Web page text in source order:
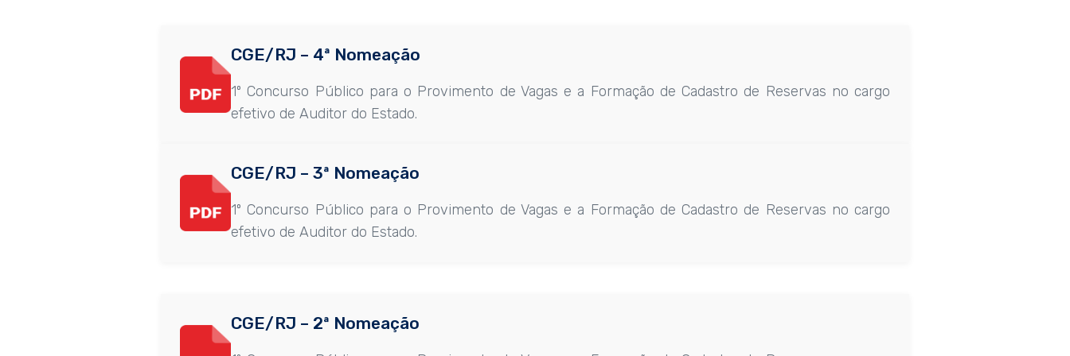
CGE/RJ – 4ª Nomeação
1º Concurso Público para o Provimento de Vagas e a Formação de Cadastro de Reservas no cargo
efetivo de Auditor do Estado.
CGE/RJ – 3ª Nomeação
1º Concurso Público para o Provimento de Vagas e a Formação de Cadastro de Reservas no cargo
efetivo de Auditor do Estado.
CGE/RJ – 2ª Nomeação